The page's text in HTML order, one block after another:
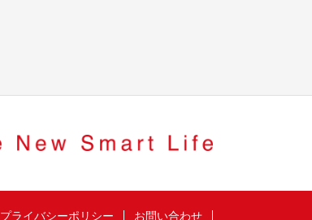
プライバシーポリシー お問い合わせ